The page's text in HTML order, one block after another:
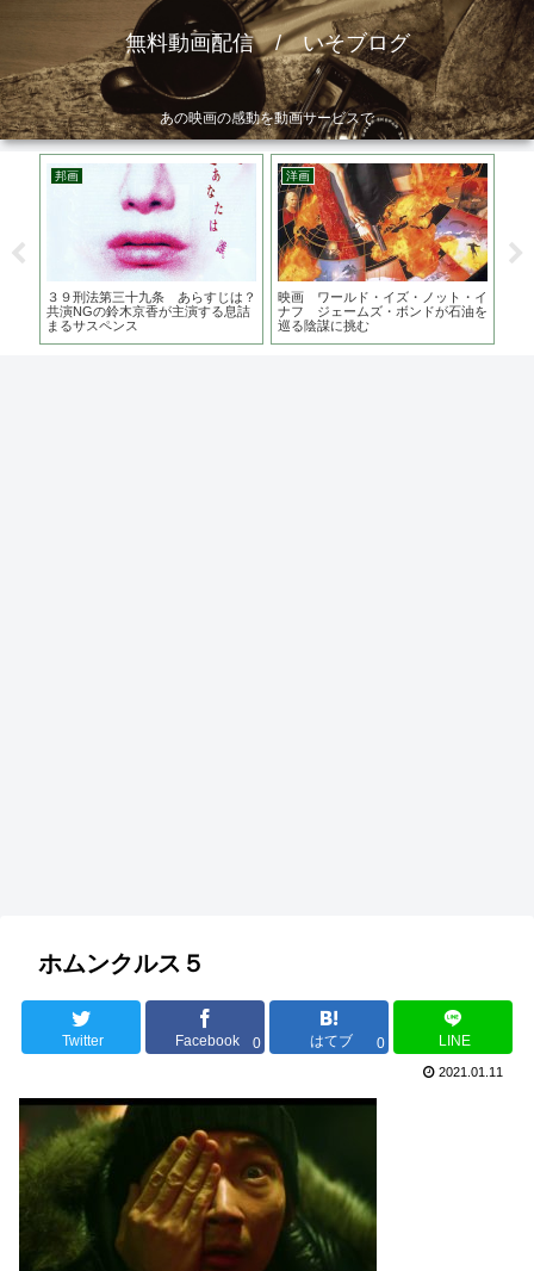
無料動画配信 / いそブログ
あの映画の感動を動画サービスで
邦画
３９刑法第三十九条 あらすじは？
共演NGの鈴木京香が主演する息詰
まるサスペンス
洋画
映画 ワールド・イズ・ノット・イ
ナフ ジェームズ・ボンドが石油を
巡る陰謀に挑む
ホムンクルス５
Twitter Facebook 0 はてブ 0 LINE
2021.01.11